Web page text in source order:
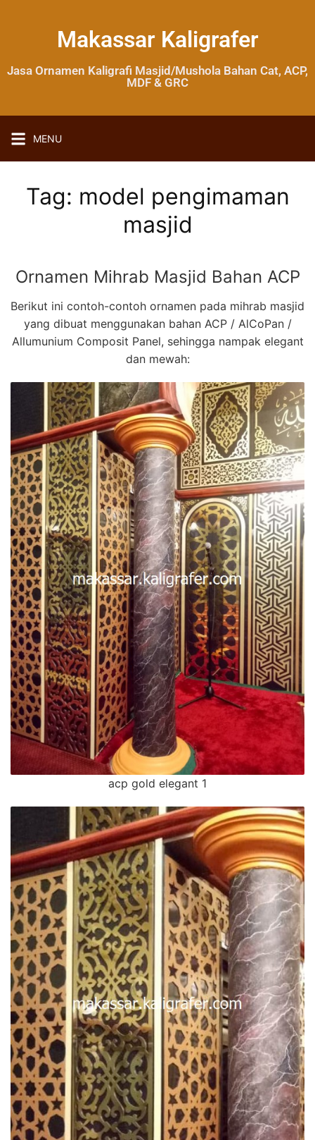
Makassar Kaligrafer
Jasa Ornamen Kaligrafi Masjid/Mushola Bahan Cat, ACP,
MDF & GRC
MENU
Tag: model pengimaman
masjid
Ornamen Mihrab Masjid Bahan ACP
Berikut ini contoh-contoh ornamen pada mihrab masjid
yang dibuat menggunakan bahan ACP / AlCoPan /
Allumunium Composit Panel, sehingga nampak elegant
dan mewah:
acp gold elegant 1